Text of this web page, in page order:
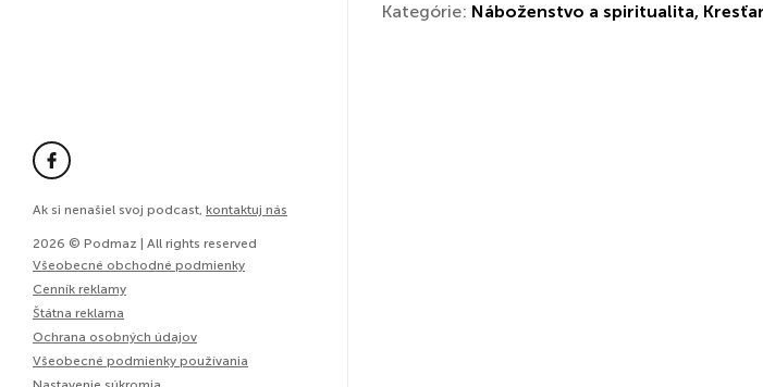
Ak si nenašiel svoj podcast, kontaktuj nás
2026 © Podmaz | All rights reserved
Všeobecné obchodné podmienky
Cenník reklamy
Štátna reklama
Ochrana osobných údajov
Všeobecné podmienky používania
Kategórie: Náboženstvo a spiritualita,